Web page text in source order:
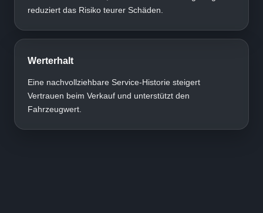
reduziert das Risiko teurer Schäden.
Werterhalt
Eine nachvollziehbare Service-Historie steigert
Vertrauen beim Verkauf und unterstützt den
Fahrzeugwert.